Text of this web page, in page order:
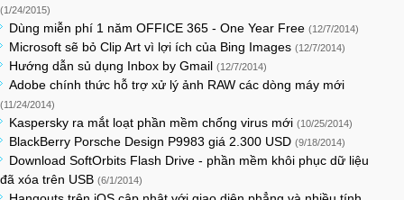
(1/24/2015)
Dùng miễn phí 1 năm OFFICE 365 - One Year Free (12/7/2014)
Microsoft sẽ bỏ Clip Art vì lợi ích của Bing Images (12/7/2014)
Hướng dẫn sủ dụng Inbox by Gmail (12/7/2014)
Adobe chính thức hỗ trợ xử lý ảnh RAW các dòng máy mới
(11/24/2014)
Kaspersky ra mắt loạt phần mềm chống virus mới (10/25/2014)
BlackBerry Porsche Design P9983 giá 2.300 USD (9/18/2014)
Download SoftOrbits Flash Drive - phần mềm khôi phục dữ liệu
đã xóa trên USB (6/1/2014)